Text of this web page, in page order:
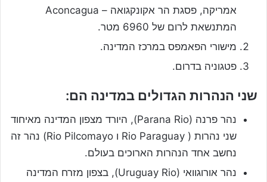
המתנשאת לרום של 6960 מטר.
מישורי הפאמפס במרכז המדינה.
פטגוניה בדרום.
שני הנהרות הגדולים במדינה הם:
נהר פרנה (Parana Rio), היורד מצפון המדינה מאיחוד
שני נהרות ( Rio Paraguay ו Rio Pilcomayo) נהר זה
נחשב אחד הנהרות הארוכים בעולם.
נהר אורוגוואי (Uruguay Rio), בצפון מזרח המדינה